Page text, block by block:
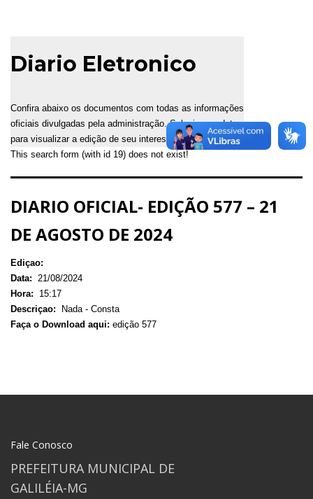
Diario Eletronico
Confira abaixo os documentos com todas as informações
oficiais divulgadas pela administração. Selecione a data
para visualizar a edição de seu interesse.
This search form (with id 19) does not exist!
DIARIO OFICIAL- EDIÇÃO 577 – 21
DE AGOSTO DE 2024
Ediçao:
Data:
21/08/2024
Hora:
15:17
Descriçao:
Nada - Consta
Faça o Download aqui: edição 577
Fale Conosco
PREFEITURA MUNICIPAL DE
GALILÉIA-MG